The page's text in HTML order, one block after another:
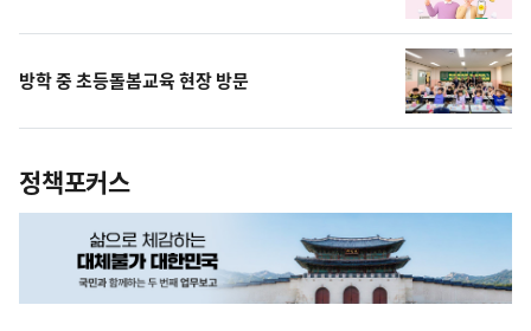
방학 중 초등돌봄교육 현장 방문
정책포커스